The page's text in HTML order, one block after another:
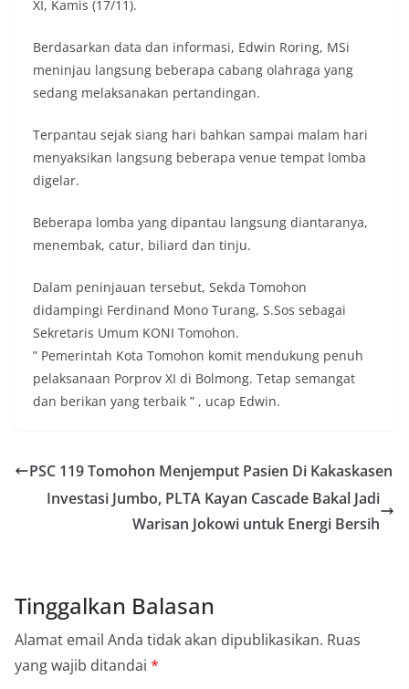
XI, Kamis (17/11).
Berdasarkan data dan informasi, Edwin Roring, MSi
meninjau langsung beberapa cabang olahraga yang
sedang melaksanakan pertandingan.
Terpantau sejak siang hari bahkan sampai malam hari
menyaksikan langsung beberapa venue tempat lomba
digelar.
Beberapa lomba yang dipantau langsung diantaranya,
menembak, catur, biliard dan tinju.
Dalam peninjauan tersebut, Sekda Tomohon
didampingi Ferdinand Mono Turang, S.Sos sebagai
Sekretaris Umum KONI Tomohon.
” Pemerintah Kota Tomohon komit mendukung penuh
pelaksanaan Porprov XI di Bolmong. Tetap semangat
dan berikan yang terbaik ” , ucap Edwin.
PSC 119 Tomohon Menjemput Pasien Di Kakaskasen
Investasi Jumbo, PLTA Kayan Cascade Bakal Jadi
Warisan Jokowi untuk Energi Bersih
Tinggalkan Balasan
Alamat email Anda tidak akan dipublikasikan. Ruas
yang wajib ditandai *